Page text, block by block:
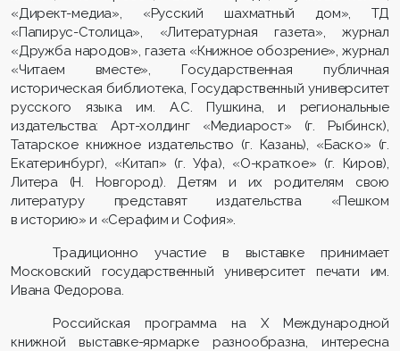
«Директ-медиа», «Русский шахматный дом», ТД
«Папирус-Столица», «Литературная газета», журнал
«Дружба народов», газета «Книжное обозрение», журнал
«Читаем вместе», Государственная публичная
историческая библиотека, Государственный университет
русского языка им. А.С. Пушкина, и региональные
издательства: Арт-холдинг «Медиарост» (г. Рыбинск),
Татарское книжное издательство (г. Казань), «Баско» (г.
Екатеринбург), «Китап» (г. Уфа), «О-краткое» (г. Киров),
Литера (Н. Новгород). Детям и их родителям свою
литературу представят издательства «Пешком
в историю» и «Серафим и София».
Традиционно участие в выставке принимает
Московский государственный университет печати им.
Ивана Федорова.
Российская программа на X Международной
книжной выставке-ярмарке разнообразна, интересна